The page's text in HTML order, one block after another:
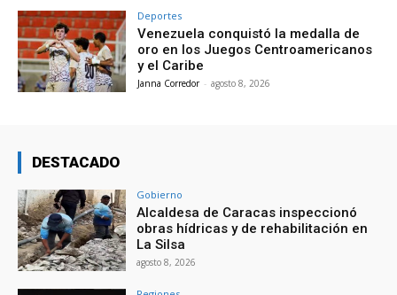
Deportes
Venezuela conquistó la medalla de
oro en los Juegos Centroamericanos
y el Caribe
Janna Corredor - agosto 8, 2026
DESTACADO
Gobierno
Alcaldesa de Caracas inspeccionó
obras hídricas y de rehabilitación en
La Silsa
agosto 8, 2026